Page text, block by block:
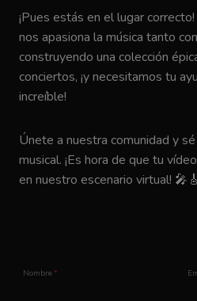
¡Pues estás en el lugar
nos apasiona la música tanto
construyendo una colección
conciertos, ¡y necesitamos tu
increíble!
Únete a nuestra comunidad y
musical. ¡Es hora de que tu
en nuestro escenario virtual! 🎤🎸
Nombre*